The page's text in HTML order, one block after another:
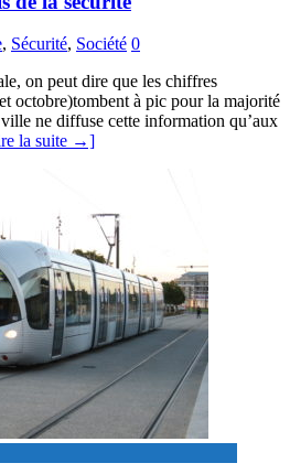
, Sécurité, Société 0
on peut dire que les chiffres
octobre)tombent à pic pour la majorité
ne diffuse cette information qu’aux
la suite →]